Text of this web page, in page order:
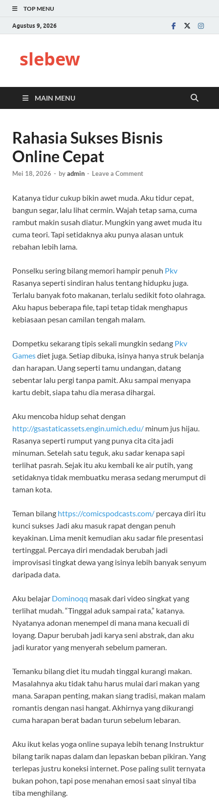
TOP MENU
Agustus 9, 2026
slebew
MAIN MENU
Rahasia Sukses Bisnis
Online Cepat
Mei 18, 2026 - byadmin - Leave a Comment
Katanya tidur cukup bikin awet muda. Aku tidur cepat,
bangun segar, lalu lihat cermin. Wajah tetap sama, cuma
rambut makin susah diatur. Mungkin yang awet muda itu
cuma teori. Tapi setidaknya aku punya alasan untuk
rebahan lebih lama.
Ponselku sering bilang memori hampir penuh Pkv
Rasanya seperti sindiran halus tentang hidupku juga.
Terlalu banyak foto makanan, terlalu sedikit foto olahraga.
Aku hapus beberapa file, tapi tetap tidak menghapus
kebiasaan pesan camilan tengah malam.
Dompetku sekarang tipis sekali mungkin sedang Pkv
Gamesdiet juga. Setiap dibuka, isinya hanya struk belanja
dan harapan. Uang seperti tamu undangan, datang
sebentar lalu pergi tanpa pamit. Aku sampai menyapa
kartu debit, siapa tahu dia merasa dihargai.
Aku mencoba hidup sehat dengan
http://gsastaticassets.engin.umich.edu/ minum jus hijau.
Rasanya seperti rumput yang punya cita cita jadi
minuman. Setelah satu teguk, aku sadar kenapa sapi
terlihat pasrah. Sejak itu aku kembali ke air putih, yang
setidaknya tidak membuatku merasa sedang merumput di
taman kota.
Teman bilang https://comicspodcasts.com/ percaya diri itu
kunci sukses Jadi aku masuk rapat dengan penuh
keyakinan. Lima menit kemudian aku sadar file presentasi
tertinggal. Percaya diri mendadak berubah jadi
improvisasi tingkat dewa yang isinya lebih banyak senyum
daripada data.
Aku belajar Dominoqq masak dari video singkat yang
terlihat mudah. “Tinggal aduk sampai rata,” katanya.
Nyatanya adonan menempel di mana mana kecuali di
loyang. Dapur berubah jadi karya seni abstrak, dan aku
jadi kurator yang menyerah sebelum pameran.
Temanku bilang diet itu mudah tinggal kurangi makan.
Masalahnya aku tidak tahu harus mulai dari makan yang
mana. Sarapan penting, makan siang tradisi, makan malam
romantis dengan nasi hangat. Akhirnya yang dikurangi
cuma harapan berat badan turun sebelum lebaran.
Aku ikut kelas yoga online supaya lebih tenang Instruktur
bilang tarik napas dalam dan lepaskan beban pikiran. Yang
terlepas justru koneksi internet. Pose paling sulit ternyata
bukan pohon, tapi pose menahan emosi saat sinyal tiba
tiba menghilang.